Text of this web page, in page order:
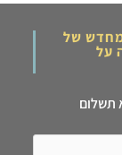
מחדש של
על
תשלום